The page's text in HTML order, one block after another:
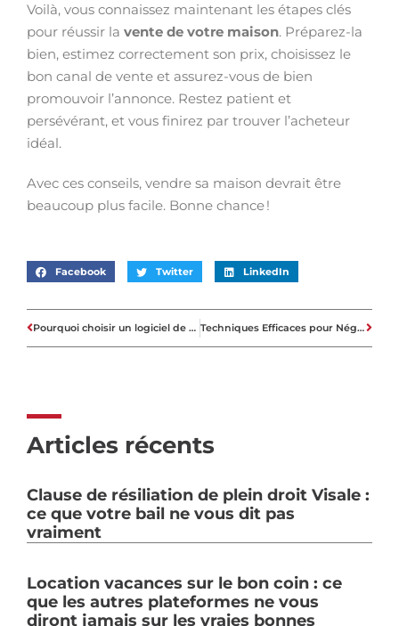
Voilà, vous connaissez maintenant les étapes clés
pour réussir la vente de votre maison. Préparez-la
bien, estimez correctement son prix, choisissez le
bon canal de vente et assurez-vous de bien
promouvoir l’annonce. Restez patient et
persévérant, et vous finirez par trouver l’acheteur
idéal.
Avec ces conseils, vendre sa maison devrait être
beaucoup plus facile. Bonne chance !
Facebook Twitter LinkedIn
Pourquoi choisir un logiciel de gestion locative au lieu d’une agence ? Techniques Efficaces pour Négocier un Prêt Immobilier
Articles récents
Clause de résiliation de plein droit Visale :
ce que votre bail ne vous dit pas
vraiment
Location vacances sur le bon coin : ce
que les autres plateformes ne vous
diront jamais sur les vraies bonnes